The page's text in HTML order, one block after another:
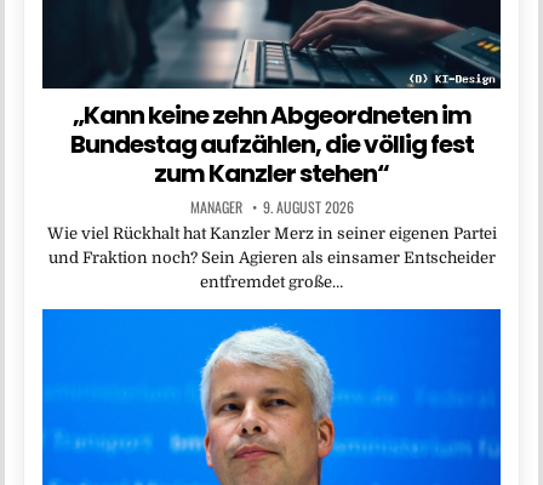
„Kann keine zehn Abgeordneten im
Bundestag aufzählen, die völlig fest
zum Kanzler stehen“
MANAGER 9. AUGUST 2026
Wie viel Rückhalt hat Kanzler Merz in seiner eigenen Partei
und Fraktion noch? Sein Agieren als einsamer Entscheider
entfremdet große…